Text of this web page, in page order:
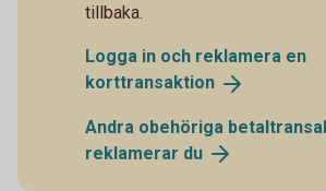
tillbaka.
Logga in och reklamera en
korttransaktion
Andra obehöriga
reklamerar du